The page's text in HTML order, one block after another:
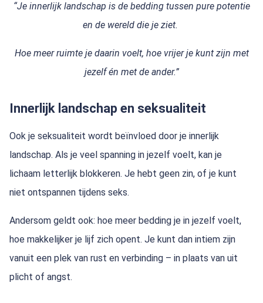
“Je innerlijk landschap is de bedding tussen pure potentie
en de wereld die je ziet.
Hoe meer ruimte je daarin voelt, hoe vrijer je kunt zijn met
jezelf én met de ander.”
Innerlijk landschap en seksualiteit
Ook je seksualiteit wordt beïnvloed door je innerlijk
landschap. Als je veel spanning in jezelf voelt, kan je
lichaam letterlijk blokkeren. Je hebt geen zin, of je kunt
niet ontspannen tijdens seks.
Andersom geldt ook: hoe meer bedding je in jezelf voelt,
hoe makkelijker je lijf zich opent. Je kunt dan intiem zijn
vanuit een plek van rust en verbinding – in plaats van uit
plicht of angst.